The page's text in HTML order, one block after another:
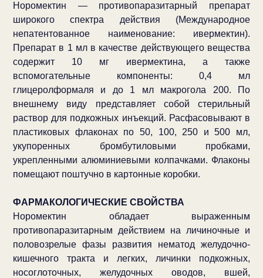
Норомектин — противопаразитарный препарат
широкого спектра действия (Международное
непатентованное наименование: ивермектин).
Препарат в 1 мл в качестве действующего вещества
содержит 10 мг ивермектина, а также
вспомогательные компоненты: 0,4 мл
глицеролформаля и до 1 мл макрогола 200. По
внешнему виду представляет собой стерильный
раствор для подкожных инъекций. Расфасовывают в
пластиковых флаконах по 50, 100, 250 и 500 мл,
укупоренных бромбутиловыми пробками,
укрепленными алюминиевыми колпачками. Флаконы
помещают поштучно в картонные коробки.
ФАРМАКОЛОГИЧЕСКИЕ СВОЙСТВА
Норомектин обладает выраженным
противопаразитарным действием на личиночные и
половозрелые фазы развития нематод желудочно-
кишечного тракта и легких, личинки подкожных,
носоглоточных, желудочных оводов, вшей,